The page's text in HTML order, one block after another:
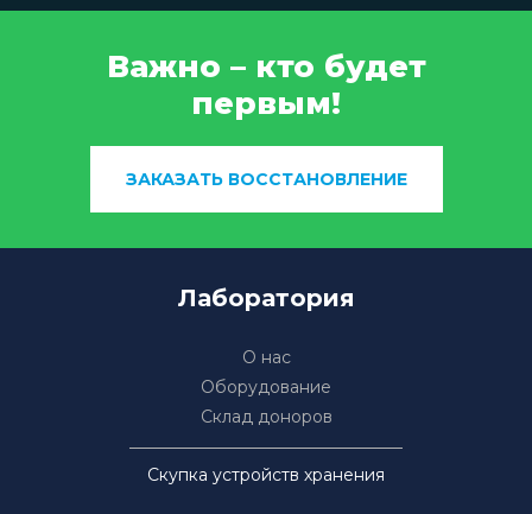
Важно – кто будет
первым!
ЗАКАЗАТЬ ВОССТАНОВЛЕНИЕ
Лаборатория
О нас
Оборудование
Склад доноров
Скупка устройств хранения